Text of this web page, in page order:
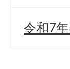
令和7